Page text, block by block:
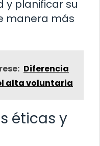
y planificar su
manera más
Diferencia
alta voluntaria
éticas y